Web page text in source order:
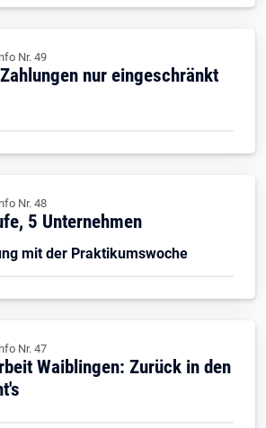
Nr. 49
nur eingeschränkt
Nr. 48
5 Unternehmen
mit der Praktikumswoche
Nr. 47
Waiblingen: Zurück in den